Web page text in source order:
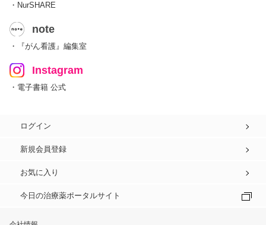
・NurSHARE
note
・『がん看護』編集室
Instagram
・電子書籍 公式
ログイン
新規会員登録
お気に入り
今日の治療薬ポータルサイト